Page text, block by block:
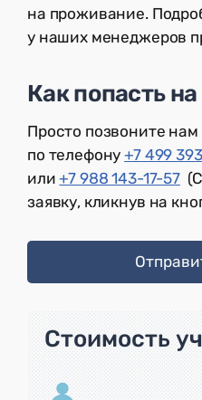
на проживание.
у наших менеджеров
Как попасть на
Просто позвоните нам
по телефону+7 499
или+7 988 143-17-57
заявку, кликнув на
Стоимость